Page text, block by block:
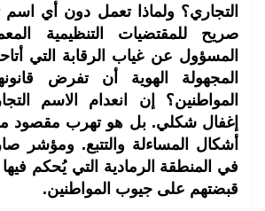
التجاري؟ ولماذا تعمل دون أي
صريح للمقتضيات التنظيمية
المسؤول عن غياب الرقابة التي
المجهولة الهوية أن تفرض
المواطنين؟ إن انعدام الاسم
إغفال شكلي. بل هو تهرب
أشكال المساءلة والتتبع. ومؤشر
في المنطقة الرمادية التي يُحكم
قبضتهم على جيوب المواطنين.